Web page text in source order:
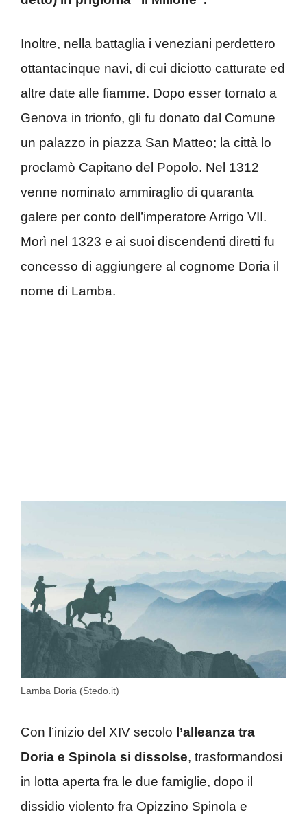
Inoltre, nella battaglia i veneziani perdettero
ottantacinque navi, di cui diciotto catturate ed
altre date alle fiamme. Dopo esser tornato a
Genova in trionfo, gli fu donato dal Comune
un palazzo in piazza San Matteo; la città lo
proclamò Capitano del Popolo. Nel 1312
venne nominato ammiraglio di quaranta
galere per conto dell’imperatore Arrigo VII.
Morì nel 1323 e ai suoi discendenti diretti fu
concesso di aggiungere al cognome Doria il
nome di Lamba.
Lamba Doria (Stedo.it)
Con l’inizio del XIV secolo l’alleanza tra
Doria e Spinola si dissolse, trasformandosi
in lotta aperta fra le due famiglie, dopo il
dissidio violento fra Opizzino Spinola e